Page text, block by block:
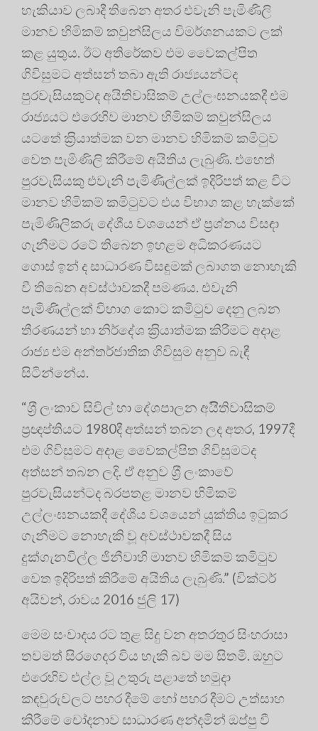
හැකියාව ලබාදී තිබෙන අතර එවැනි පැමිණිලි
මානව හිමිකම් කවුන්සිලය විමර්ශනයකට ලක්
කළ යුතුය. ඊට අතිරේකව එම වෛකල්පිත
ගිවිසුමට අත්සන් තබා ඇති රාජ්‍යයන්ටද
පුරවැසියකුටද අයිතිවාසිකම් උල්ලංඝනයකදී එම
රාජ්‍යයට එරෙහිව මානව හිමිකම් කවුන්සිලය
යටතේ ක‍්‍රියාත්මක වන මානව හිමිකම් කමිටුව
වෙත පැමිණිලි කිරීමේ අයිතිය ලැබුණි. එහෙත්
පුරවැසියකු එවැනි පැමිණිල්ලක් ඉදිරිපත් කළ විට
මානව හිමිකම් කමිටුවට එය විභාග කළ හැක්කේ
පැමිණිලිකරු දේශීය වශයෙන් ඒ ප‍්‍රශ්නය විසඳා
ගැනීමට රටේ තිබෙන ඉහළම අධිකරණයට
ගොස් ඉන් ද සාධාරණ විසඳුමක් ලබාගත නොහැකි
වී තිබෙන අවස්ථාවකදී පමණය. එවැනි
පැමිණිල්ලක් විභාග කොට කමිටුව දෙනු ලබන
තීරණයන් හා නිර්දේශ ක‍්‍රියාත්මක කිරීමට අදාළ
රාජ්‍ය එම අන්තර්ජාතික ගිවිසුම අනුව බැඳී
සිටින්නේය.
“ශ‍්‍රී ලංකාව සිවිල් හා දේශපාලන අයිිතිවාසිකම්
ප‍්‍රඥප්තියට 1980දී අත්සන් තබන ලද අතර, 1997දී
එම ගිවිසුමට අදාළ වෛකල්පිත ගිවිසුමටද
අත්සන් තබන ලදි. ඒ අනුව ශ‍්‍රී ලංකාවේ
පුරවැසියන්ටද බරපතළ මානව හිමිකම්
උල්ලංඝනයකදී දේශීය වශයෙන් යුක්තිය ඉටුකර
ගැනීමට නොහැකි වූ අවස්ථාවකදී සිය
දුක්ගැනවිල්ල ජිනීවාහි මානව හිමිකම් කමිටුව
වෙත ඉදිරිපත් කිරීමේ අයිතිය ලැබුණි.” (වික්ටර්
අයිවන්, රාවය 2016 ජුලි 17)
මෙම සංවාදය රට තුළ සිදු වන අතරතුර සිංහරාසා
තවමත් සිරගෙදර විය හැකි බව මම සිතමි. ඔහුට
එරෙහිව එල්ල වූ උතුරු පළාතේ හමුදා
කඳවුරුවලට පහර දීමේ හෝ පහර දීමට උත්සාහ
කිරීමේ චෝදනාව සාධාරණ අන්දමින් ඔප්පු වී